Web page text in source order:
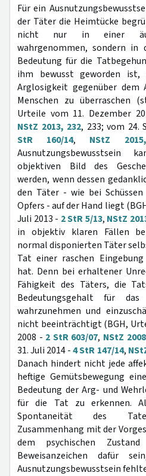
Für ein
der Täter die Heimtücke
nicht nur in einer
wahrgenommen, sondern in
Bedeutung für die
ihm bewusst geworden ist,
Arglosigkeit gegenüber dem
Menschen zu überraschen
Urteile vom 11. Dezember
NStZ 2013, 232, 233; vom 24.
StR 160/14, NStZ
Ausnutzungsbewusstsein
objektiven Bild des
werden, wenn dessen
den Täter - wie bei
Opfers - auf der Hand liegt
Juli 2013 - 2 StR 5/13, NStZ
in objektiv klaren Fällen
normal disponierten Täter
Tat einer raschen
hat. Denn bei erhaltener
Fähigkeit des Täters, die
Bedeutungsgehalt für
wahrzunehmen und
nicht beeinträchtigt (BGH,
2008 - 2 StR 603/07, NStZ
31. Juli 2014 -4 StR 147/14,
Danach hindert nicht jede
heftige Gemütsbewegung
Bedeutung der Arg- und
für die Tat zu erkennen.
Spontaneität des
Zusammenhang mit der
dem psychischen
Beweisanzeichen dafür
Ausnutzungsbewusstsein